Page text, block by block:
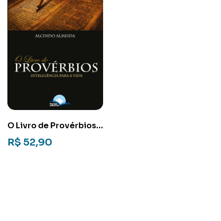
O Livro de Provérbios:
Inteligência para a
vida
R$ 52,90